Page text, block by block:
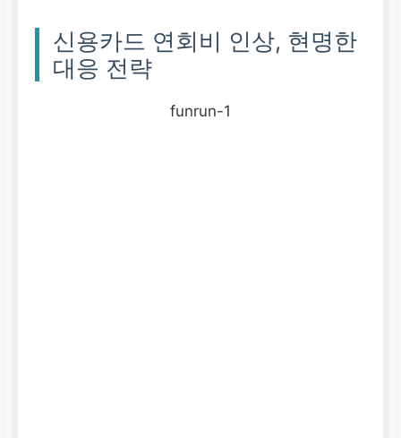
신용카드 연회비 인상, 현명한
대응 전략
funrun-1